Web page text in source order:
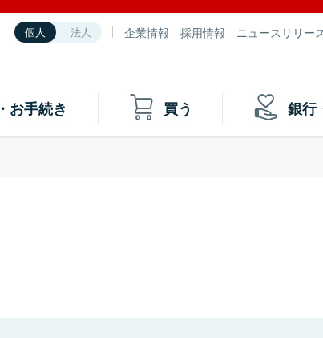
個人 法人 企業情報 採用情報 ニュースリリー
お手続き 買う 銀行